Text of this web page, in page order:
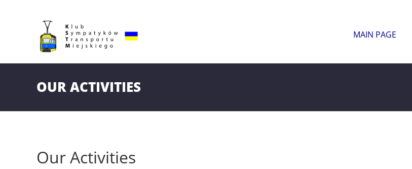
MAIN PAGE
OUR ACTIVITIES
Our Activities